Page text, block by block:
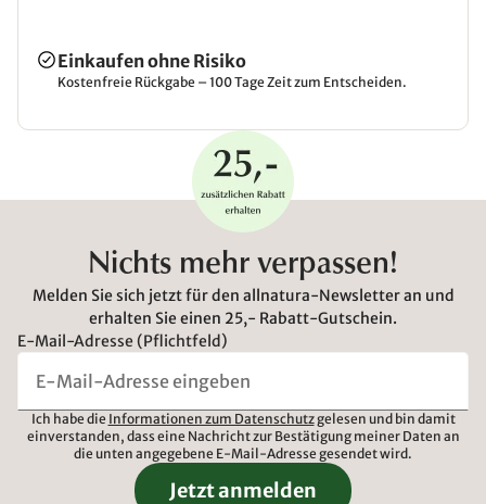
Einkaufen ohne Risiko
Kostenfreie Rückgabe – 100 Tage Zeit zum Entscheiden.
Nichts mehr verpassen!
Melden Sie sich jetzt für den allnatura-Newsletter an und
erhalten Sie einen 25,- Rabatt-Gutschein.
E-Mail-Adresse (Pflichtfeld)
Ich habe die Informationen zum Datenschutzgelesen und bin damit
einverstanden, dass eine Nachricht zur Bestätigung meiner Daten an
die unten angegebene E-Mail-Adresse gesendet wird.
Jetzt anmelden